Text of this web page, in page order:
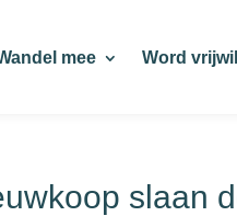
mee Word
slaan